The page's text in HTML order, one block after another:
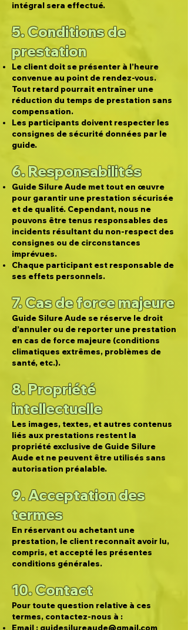
intégral sera effectué.
5. Conditions de
prestation
Le client doit se présenter à l’heure
convenue au point de rendez-vous.
Tout retard pourrait entraîner une
réduction du temps de prestation sans
compensation.
Les participants doivent respecter les
consignes de sécurité données par le
guide.
6. Responsabilités
Guide Silure Aude met tout en œuvre
pour garantir une prestation sécurisée
et de qualité. Cependant, nous ne
pouvons être tenus responsables des
incidents résultant du non-respect des
consignes ou de circonstances
imprévues.
Chaque participant est responsable de
ses effets personnels.
7. Cas de force majeure
Guide Silure Aude se réserve le droit
d’annuler ou de reporter une prestation
en cas de force majeure (conditions
climatiques extrêmes, problèmes de
santé, etc.).
8. Propriété
intellectuelle
Les images, textes, et autres contenus
liés aux prestations restent la
propriété exclusive de Guide Silure
Aude et ne peuvent être utilisés sans
autorisation préalable.
9. Acceptation des
termes
En réservant ou achetant une
prestation, le client reconnaît avoir lu,
compris, et accepté les présentes
conditions générales.
10. Contact
Pour toute question relative à ces
termes, contactez-nous à :
Email : guidesilureaude@gmail.com